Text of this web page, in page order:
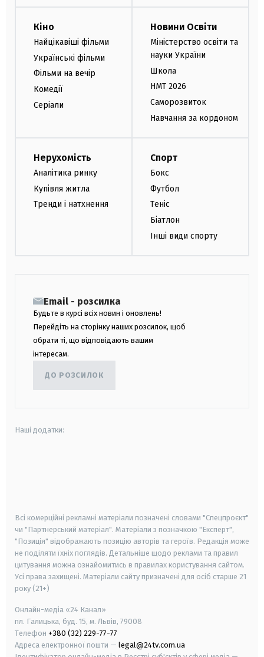
Кіно
Найцікавіші фільми
Українські фільми
Фільми на вечір
Комедії
Серіали
Новини Освіти
Міністерство освіти та
науки України
Школа
НМТ 2026
Саморозвиток
Навчання за кордоном
Нерухомість
Аналітика ринку
Купівля житла
Тренди і натхнення
Спорт
Бокс
Футбол
Теніс
Біатлон
Інші види спорту
Email - розсилка
Будьте в курсі всіх новин і оновлень!
Перейдіть на сторінку наших розсилок, щоб
обрати ті, що відповідають вашим
інтересам.
ДО РОЗСИЛОК
Наші додатки:
Всі комерційні рекламні матеріали позначені словами "Спецпроєкт"
чи "Партнерський матеріал". Матеріали з позначкою "Експерт",
"Позиція" відображають позицію авторів та героїв. Редакція може
не поділяти їхніх поглядів. Детальніше щодо реклами та правил
цитування можна ознайомитись в правилах користування сайтом.
Усі права захищені. Матеріали сайту призначені для осіб старше 21
року (21+)
Онлайн-медіа «24 Канал»
пл. Галицька, буд. 15, м. Львів, 79008
Телефон +380 (32) 229-77-77
Адреса електронної пошти — legal@24tv.com.ua